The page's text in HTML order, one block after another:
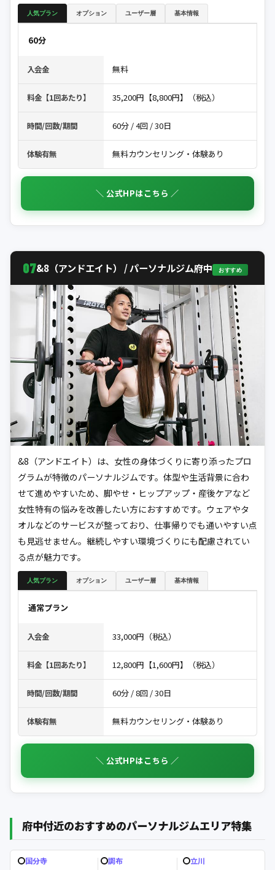
人気プラン オプション ユーザー層 基本情報
60分
入会金 無料
料金【1回あたり】 35,200円【8,800円】（税込）
時間/回数/期間 60分 / 4回 / 30日
体験有無 無料カウンセリング・体験あり
＼ 公式HPはこちら ／
07&8（アンドエイト） / パーソナルジム府中 おすすめ
&8（アンドエイト）は、女性の身体づくりに寄り添ったプロ
グラムが特徴のパーソナルジムです。体型や生活背景に合わ
せて進めやすいため、脚やせ・ヒップアップ・産後ケアなど
女性特有の悩みを改善したい方におすすめです。ウェアやタ
オルなどのサービスが整っており、仕事帰りでも通いやすい点
も見逃せません。継続しやすい環境づくりにも配慮されてい
る点が魅力です。
人気プラン オプション ユーザー層 基本情報
通常プラン
入会金 33,000円（税込）
料金【1回あたり】 12,800円【1,600円】（税込）
時間/回数/期間 60分 / 8回 / 30日
体験有無 無料カウンセリング・体験あり
＼ 公式HPはこちら ／
府中付近のおすすめのパーソナルジムエリア特集
国分寺 調布
立川